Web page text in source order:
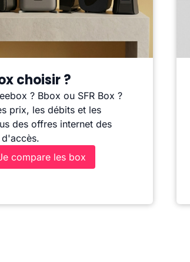
choisir ?
? Bbox ou SFR Box ?
prix, les débits et les
des offres internet des
compare les box